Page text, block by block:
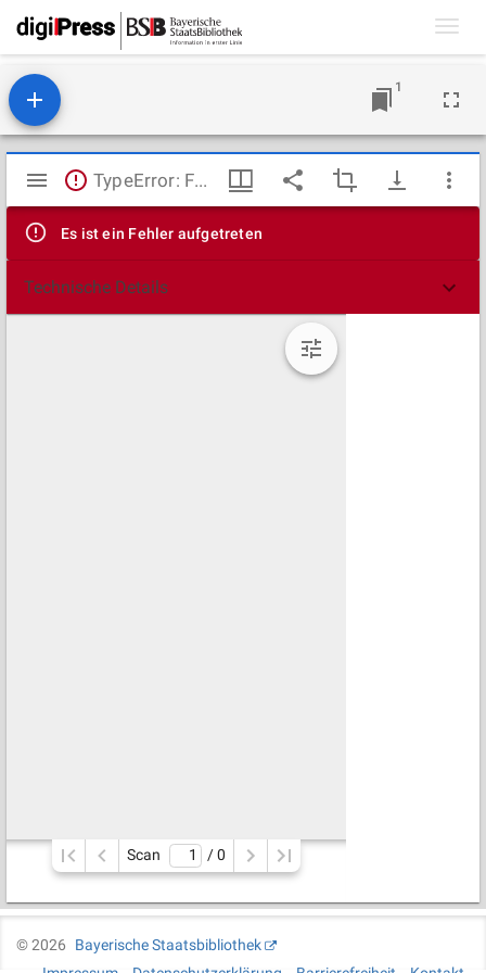
1
Mirador
Viewer
TypeError: Failed to fetch
Es ist ein Fehler aufgetreten
Technische Details
Scan / 0
©2026
Bayerische Staatsbibliothek